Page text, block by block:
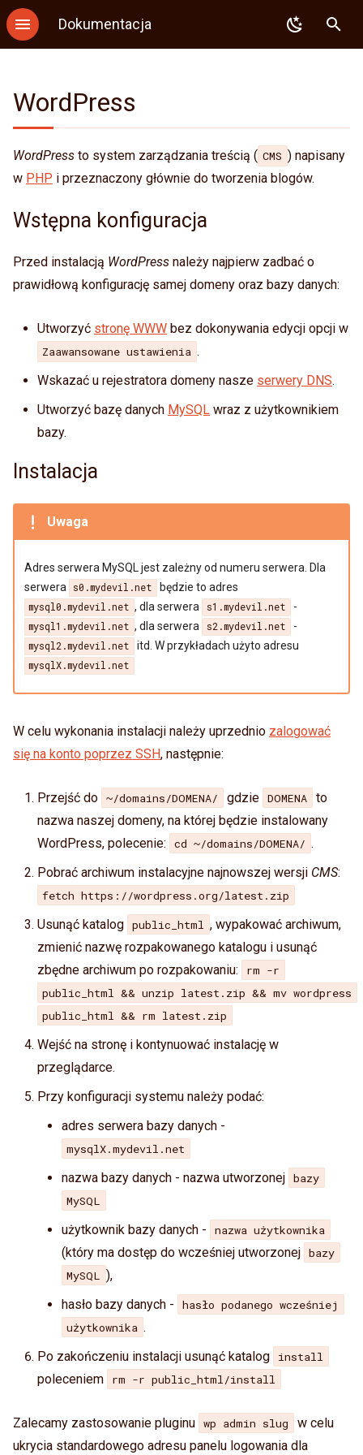
Dokumentacja
c
p
i
b
Logowanie
Uwierzytelnianie
Binexec
Rezerwacja portów
Środowisko
Zmiana hasła
Zadania Cron
Instalacja
Poradniki WWW
PHP
PHP
Python
Django
Ruby
Ruby on Rails
Catalyst
WAF
PoW
Logi
WP-CLI
SFTP
Autoresponder
Sieve
SPF
Delegacja DNS
PostgreSQL
Redis
Memcached
SVN
Node.js
Ruby
Java
Kotlin
Mise
WordPress
WordPress to system zarządzania treścią ( CMS ) napisany
w PHP i przeznaczony głównie do tworzenia blogów.
Wstępna konfiguracja
Przed instalacją WordPress należy najpierw zadbać o
prawidłową konfigurację samej domeny oraz bazy danych:
Utworzyć stronę WWW bez dokonywania edycji opcji w
Zaawansowane ustawienia .
Wskazać u rejestratora domeny nasze serwery DNS.
Utworzyć bazę danych MySQL wraz z użytkownikiem
bazy.
Instalacja
Uwaga
Adres serwera MySQL jest zależny od numeru serwera. Dla
serwera s0.mydevil.net będzie to adres
mysql0.mydevil.net , dla serwera s1.mydevil.net -
mysql1.mydevil.net , dla serwera s2.mydevil.net -
mysql2.mydevil.net itd. W przykładach użyto adresu
mysqlX.mydevil.net
W celu wykonania instalacji należy uprzednio zalogować
się na konto poprzez SSH, następnie:
Przejść do ~/domains/DOMENA/ gdzie DOMENA
to
nazwa naszej domeny, na której będzie instalowany
WordPress, polecenie:
cd ~/domains/DOMENA/ .
Pobrać archiwum instalacyjne najnowszej wersji CMS:
fetch https://wordpress.org/latest.zip
Usunąć katalog public_html , wypakować archiwum,
zmienić nazwę rozpakowanego katalogu i usunąć
zbędne archiwum po rozpakowaniu:
rm -r
public_html && unzip latest.zip && mv wordpress
public_html && rm latest.zip
Wejść na stronę i kontynuować instalację w
przeglądarce.
Przy konfiguracji systemu należy podać:
adres serwera bazy danych -
mysqlX.mydevil.net
nazwa bazy danych - nazwa utworzonej bazy
MySQL
użytkownik bazy danych - nazwa użytkownika
(który ma dostęp do wcześniej utworzonej bazy
MySQL ),
hasło bazy danych -
hasło podanego wcześniej
użytkownika .
Po zakończeniu instalacji usunąć katalog
install
poleceniem rm -r public_html/install
Zalecamy zastosowanie pluginu wp admin slug
w celu
ukrycia standardowego adresu panelu logowania dla